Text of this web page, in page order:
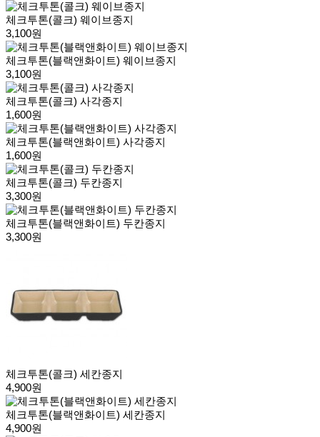
체크투톤(콜크) 웨이브종지
3,100원
체크투톤(블랙앤화이트) 웨이브종지
3,100원
체크투톤(콜크) 사각종지
1,600원
체크투톤(블랙앤화이트) 사각종지
1,600원
체크투톤(콜크) 두칸종지
3,300원
체크투톤(블랙앤화이트) 두칸종지
3,300원
체크투톤(콜크) 세칸종지
4,900원
체크투톤(블랙앤화이트) 세칸종지
4,900원